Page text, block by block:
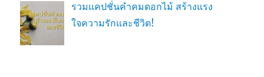
รวมแคปชั่นคำคมดอกไม้ สร้างแรง
ใจความรักและชีวิต!